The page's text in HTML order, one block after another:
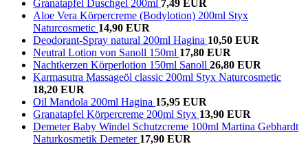
Granatapfel Duschgel 200ml 7,49 EUR
Aloe Vera Körpercreme (Bodylotion) 200ml Styx
Naturcosmetic 14,90 EUR
Deodorant-Spray natural 200ml Hagina 10,50 EUR
Neutral Lotion von Sanoll 150ml 17,80 EUR
Nachtkerzen Körperlotion 150ml Sanoll 26,80 EUR
Karmasutra Massageöl classic 200ml Styx Naturcosmetic
18,20 EUR
Oil Mandola 200ml Hagina 15,95 EUR
Granatapfel Körpercreme 200ml Styx 13,90 EUR
Demeter Baby Windel Schutzcreme 100ml Martina Gebhardt
Naturkosmetik Demeter 17,90 EUR